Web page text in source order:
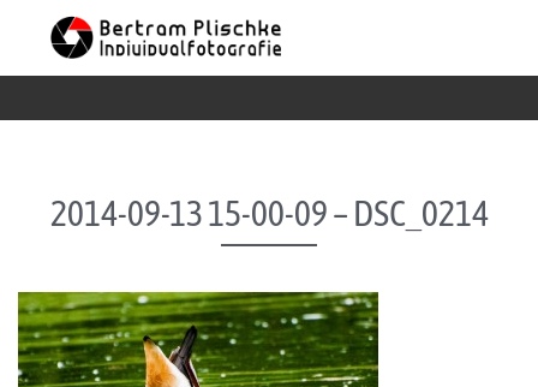
Skip to content
2014-09-13 15-00-09 – DSC_0214